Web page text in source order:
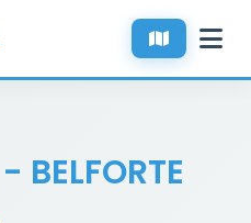
- BELFORTE